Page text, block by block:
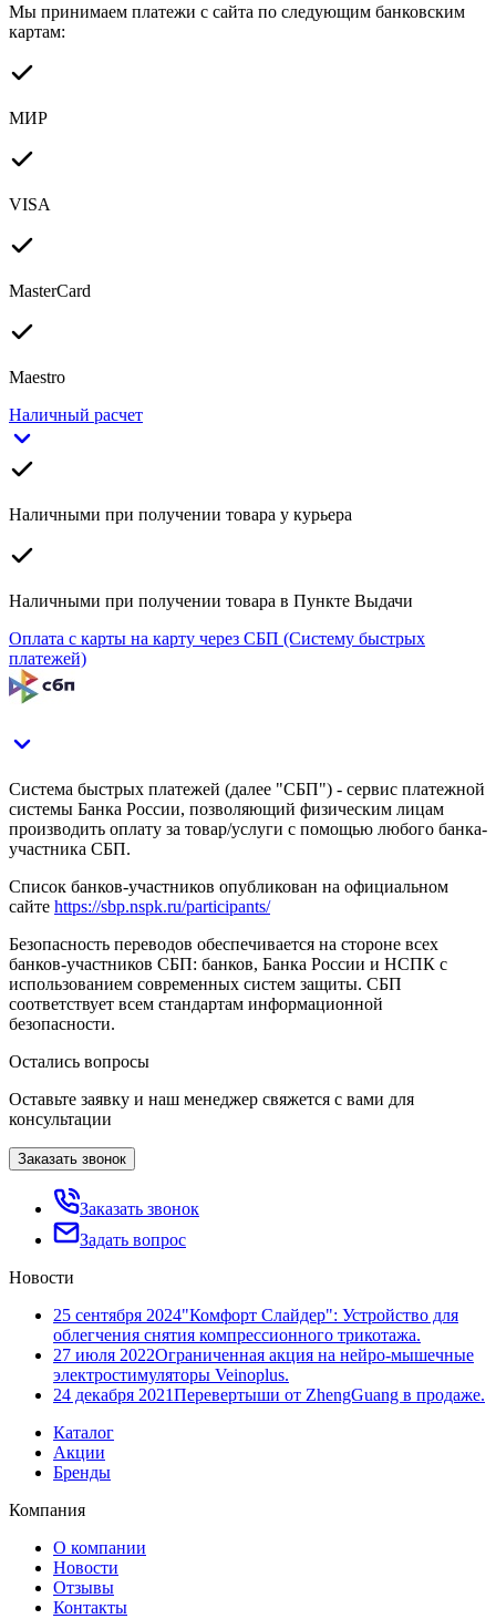
Мы принимаем платежи с сайта по следующим банковским
картам:
МИР
VISA
MasterCard
Maestro
Наличный расчет
Наличными при получении товара у курьера
Наличными при получении товара в Пункте Выдачи
Оплата с карты на карту через СБП (Систему быстрых
платежей)
Система быстрых платежей (далее "СБП") - сервис платежной
системы Банка России, позволяющий физическим лицам
производить оплату за товар/услуги с помощью любого банка-
участника СБП.
Список банков-участников опубликован на официальном
сайте https://sbp.nspk.ru/participants/
Безопасность переводов обеспечивается на стороне всех
банков-участников СБП: банков, Банка России и НСПК с
использованием современных систем защиты. СБП
соответствует всем стандартам информационной
безопасности.
Остались вопросы
Оставьте заявку и наш менеджер свяжется с вами для
консультации
Заказать звонок
Заказать звонок
Задать вопрос
Новости
25 сентября 2024"Комфорт Слайдер": Устройство для
облегчения снятия компрессионного трикотажа.
27 июля 2022Ограниченная акция на нейро-мышечные
электростимуляторы Veinoplus.
24 декабря 2021Перевертыши от ZhengGuang в продаже.
Каталог
Акции
Бренды
Компания
О компании
Новости
Отзывы
Контакты